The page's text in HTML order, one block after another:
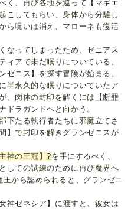
く、再び各地を巡って 【マギエ
こしてもらい、身体から分離し
ら呪いは消え、マローネも復活
なってしまったため、ゼニアス
ィアで未だ眠りについている、
ゼニス】 を探す冒険が始まる。
半永久的な眠りについていたア
、肉体の封印を解くには
【断罪
ドラガンドへと向かう。
下たる執行者たちに邪魔立てさ
】で封印を解きグランゼニスが
主神の王冠】?を手にするべく、
しての試練のために再び魔界へ
から認められると、グランゼニ
女神ゼネシア】 に渡すと、彼女は